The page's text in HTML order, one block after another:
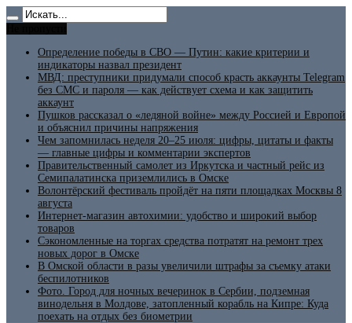
Определение победы в СВО — Путин: какие критерии и
индикаторы назвал президент
МВД: преступники придумали способ красть аккаунты Telegram
без СМС и пароля — как действует схема и как защитить
аккаунт
Пушков рассказал о «ледяной войне» между Россией и Европой
и объяснил причины напряжения
Чем запомнилась неделя 20–25 июля: цифры, цитаты и факты
— главные цифры и комментарии экспертов
Правительственный самолет из Иркутска и частный рейс из
Семипалатинска приземлились в Омске
Волонтёрский фестиваль пройдёт на пяти площадках Москвы 8
августа
Интернет-магазин автохимии: удобство и широкий выбор
товаров
Сэкономленные на торгах средства потратят на ремонт трех
новых дорог в Омске
В Омской области в разы увеличили штрафы за съемку атаки
беспилотников
Фото. Город для ночных вечеринок в Сербии, подземная
винодельня в Молдове, затопленный корабль на Кипре: Куда
поехать на отдых без биометрии